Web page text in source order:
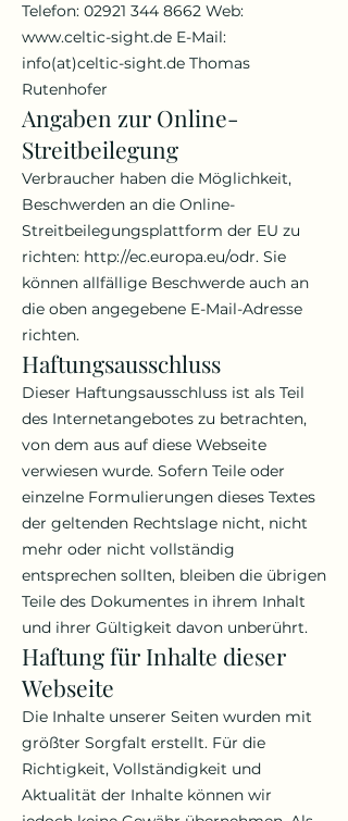
Telefon: 02921 344 8662 Web:
www.celtic-sight.de E-Mail:
info(at)celtic-sight.de Thomas
Rutenhofer
Angaben zur Online-
Streitbeilegung
Verbraucher haben die Möglichkeit,
Beschwerden an die Online-
Streitbeilegungsplattform der EU zu
richten: http://ec.europa.eu/odr. Sie
können allfällige Beschwerde auch an
die oben angegebene E-Mail-Adresse
richten.
Haftungsausschluss
Dieser Haftungsausschluss ist als Teil
des Internetangebotes zu betrachten,
von dem aus auf diese Webseite
verwiesen wurde. Sofern Teile oder
einzelne Formulierungen dieses Textes
der geltenden Rechtslage nicht, nicht
mehr oder nicht vollständig
entsprechen sollten, bleiben die übrigen
Teile des Dokumentes in ihrem Inhalt
und ihrer Gültigkeit davon unberührt.
Haftung für Inhalte dieser
Webseite
Die Inhalte unserer Seiten wurden mit
größter Sorgfalt erstellt. Für die
Richtigkeit, Vollständigkeit und
Aktualität der Inhalte können wir